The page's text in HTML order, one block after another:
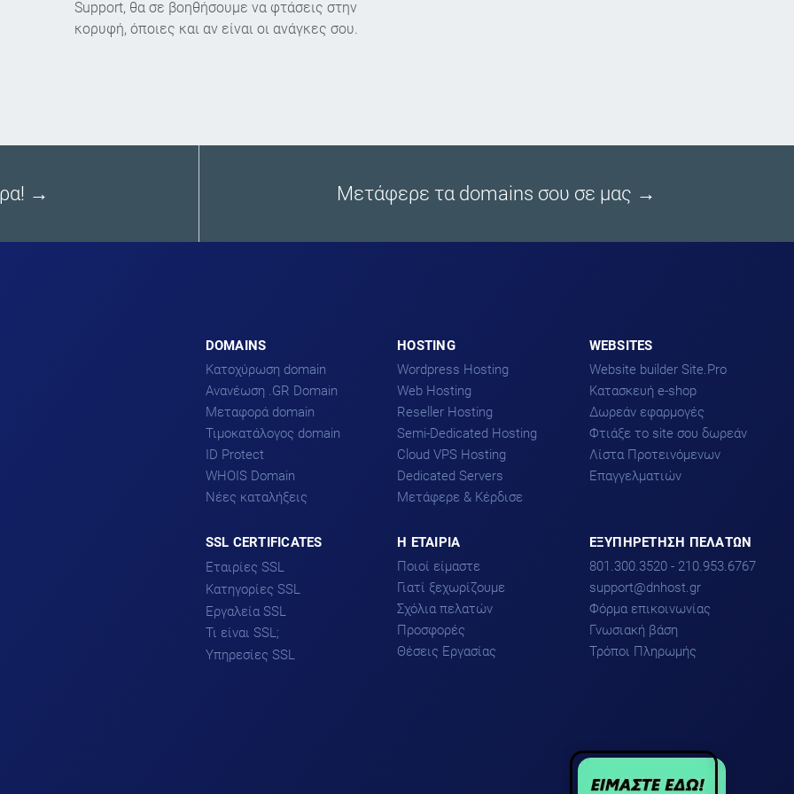
Support, θα σε βοηθήσουμε να φτάσεις στην
κορυφή, όποιες και αν είναι οι ανάγκες σου.
→ Μετάφερε τα domains σου σε μας →
DOMAINS
Κατοχύρωση domain
Ανανέωση .GR Domain
Μεταφορά domain
Τιμοκατάλογος domain
ID Protect
WHOIS Domain
Νέες καταλήξεις
HOSTING
Wordpress Hosting
Web Hosting
Reseller Hosting
Semi-Dedicated Hosting
Cloud VPS Hosting
Dedicated Servers
Μετάφερε & Κέρδισε
WEBSITES
Website builder Site.Pro
Kατασκευή e-shop
Δωρεάν εφαρμογές
Φτιάξε το site σου δωρεάν
Λίστα Προτεινόμενων
Επαγγελματιών
SSL CERTIFICATES
Εταιρίες SSL
DigiCert
Sectigo
Comodo
GeoTrust
Κατηγορίες SSL
DV SSL
OV SSL
EV SSL
Εργαλεία SSL
Βοηθός επιλογής SSL
Why No Padlock
Τι είναι SSL;
Υπηρεσίες SSL
H ΕΤΑΙΡΙΑ
Ποιοί είμαστε
Γιατί ξεχωρίζουμε
Σχόλια πελατών
Προσφορές
Θέσεις Εργασίας
ΕΞΥΠΗΡΕΤΗΣΗ ΠΕΛΑΤΩΝ
801.300.3520 - 210.953.6767
support
dnhost.gr
Φόρμα επικοινωνίας
Γνωσιακή βάση
Τρόποι Πληρωμής